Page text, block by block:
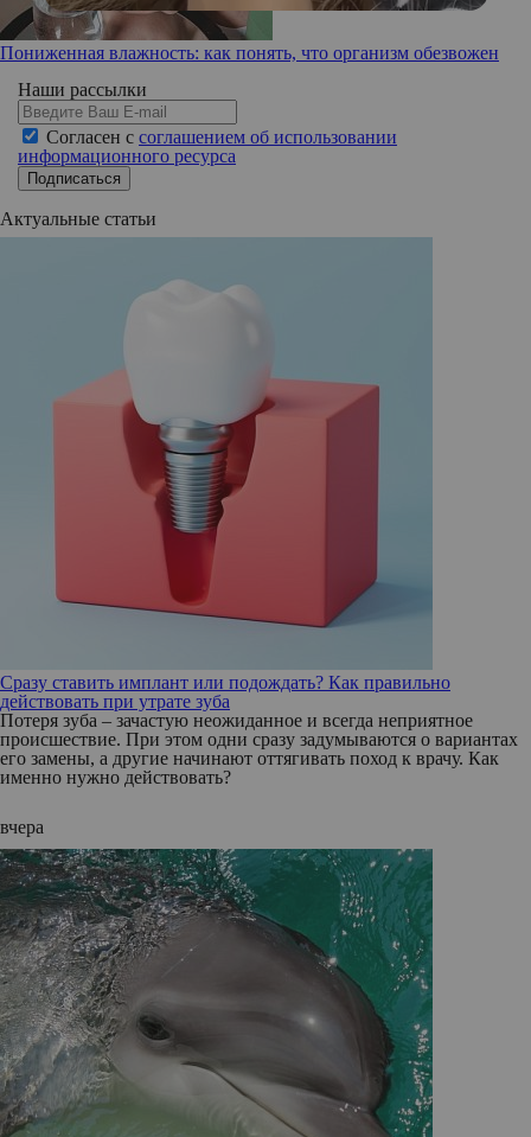
Пониженная влажность: как понять, что организм обезвожен
Наши рассылки
Согласен с соглашением об использовании
информационного ресурса
Подписаться
Актуальные статьи
Сразу ставить имплант или подождать? Как правильно
действовать при утрате зуба
Потеря зуба – зачастую неожиданное и всегда неприятное
происшествие. При этом одни сразу задумываются о вариантах
его замены, а другие начинают оттягивать поход к врачу. Как
именно нужно действовать?
вчера